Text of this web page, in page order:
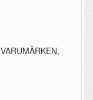
VARUMÄRKEN,